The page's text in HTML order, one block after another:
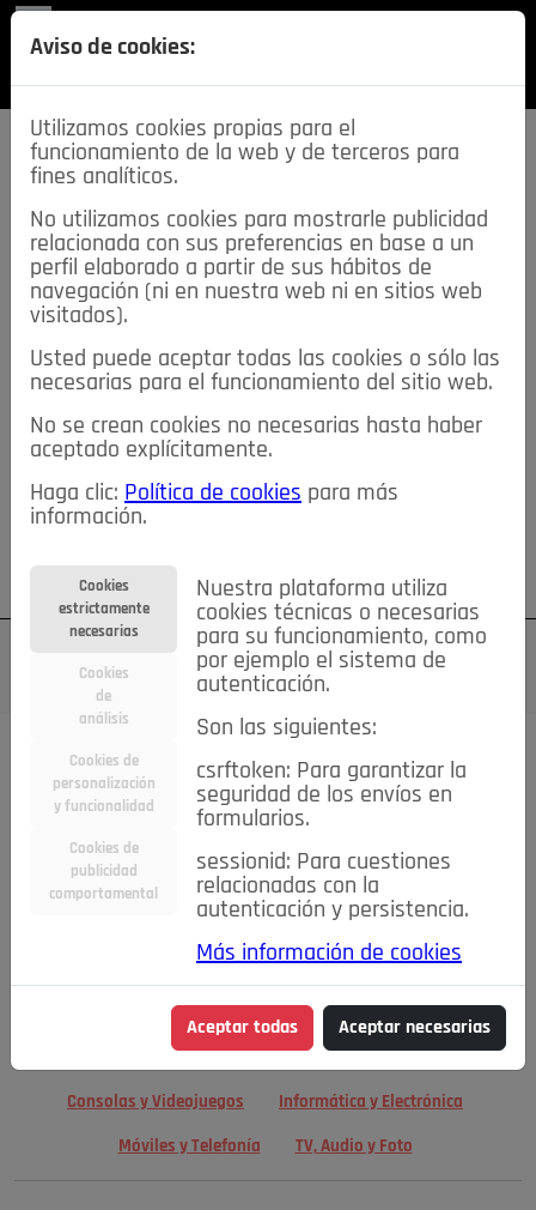
SECCIONES
descarga esta
REVISTA
≡NOTICIAS
NOTICIAS SERVICIOS DE INTERÉS
TABLÓN DE ANUNCIOS MIS ANUNCIOS CONTACTO
NOSOTROS
Su cuenta Regístrese ¿Olvidó su contraseña?
TODAS Deporte Bicicletas Deportes y Ocio
Electrodomésticos
Niños y Bebés Inmobiliaria Construcción y Reformas
Moda Accesorios Ropa Motor
Motor y Accesorios Motos Ocio
Cine, Libros y Música Coleccionismo Otros
Consolas y Videojuegos Informática y Electrónica
Móviles y Telefonía TV, Audio y Foto
Aviso de cookies:
Utilizamos cookies propias para el
funcionamiento de la web y de terceros para
fines analíticos.
No utilizamos cookies para mostrarle publicidad
relacionada con sus preferencias en base a un
perfil elaborado a partir de sus hábitos de
navegación (ni en nuestra web ni en sitios web
visitados).
Usted puede aceptar todas las cookies o sólo las
necesarias para el funcionamiento del sitio web.
No se crean cookies no necesarias hasta haber
aceptado explícitamente.
Haga clic: Política de cookies para más
información.
Cookies
estrictamente
necesarias
Cookies
de
análisis
Cookies de
personalización
y funcionalidad
Cookies de
publicidad
comportamental
Nuestra plataforma utiliza
cookies técnicas o necesarias
para su funcionamiento, como
por ejemplo el sistema de
autenticación.
Son las siguientes:
csrftoken: Para garantizar la
seguridad de los envíos en
formularios.
sessionid: Para cuestiones
relacionadas con la
autenticación y persistencia.
Más información de cookies
Aceptar todas Aceptar necesarias